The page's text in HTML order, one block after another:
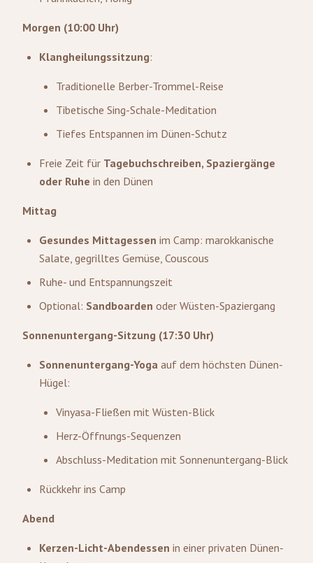
Morgen (10:00 Uhr)
Klangheilungssitzung:
Traditionelle Berber-Trommel-Reise
Tibetische Sing-Schale-Meditation
Tiefes Entspannen im Dünen-Schutz
Freie Zeit für Tagebuchschreiben, Spaziergänge
oder Ruhe in den Dünen
Mittag
Gesundes Mittagessen im Camp: marokkanische
Salate, gegrilltes Gemüse, Couscous
Ruhe- und Entspannungszeit
Optional: Sandboarden oder Wüsten-Spaziergang
Sonnenuntergang-Sitzung (17:30 Uhr)
Sonnenuntergang-Yoga auf dem höchsten Dünen-
Hügel:
Vinyasa-Fließen mit Wüsten-Blick
Herz-Öffnungs-Sequenzen
Abschluss-Meditation mit Sonnenuntergang-Blick
Rückkehr ins Camp
Abend
Kerzen-Licht-Abendessen in einer privaten Dünen-